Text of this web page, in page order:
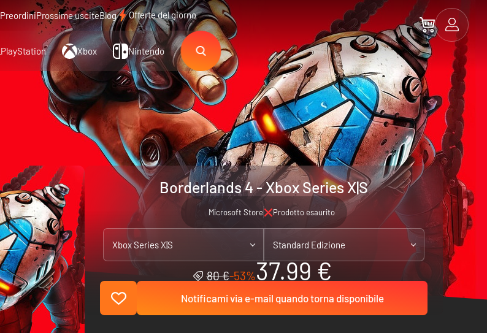
PreordiniProssime usciteBlog Offerte del giorno
PlayStation Xbox Nintendo
Borderlands 4 - Xbox Series X|S
Microsoft Store Prodotto esaurito
Xbox Series X|S Standard Edizione
80 €-53%37.99 €
Notificami via e-mail quando torna disponibile